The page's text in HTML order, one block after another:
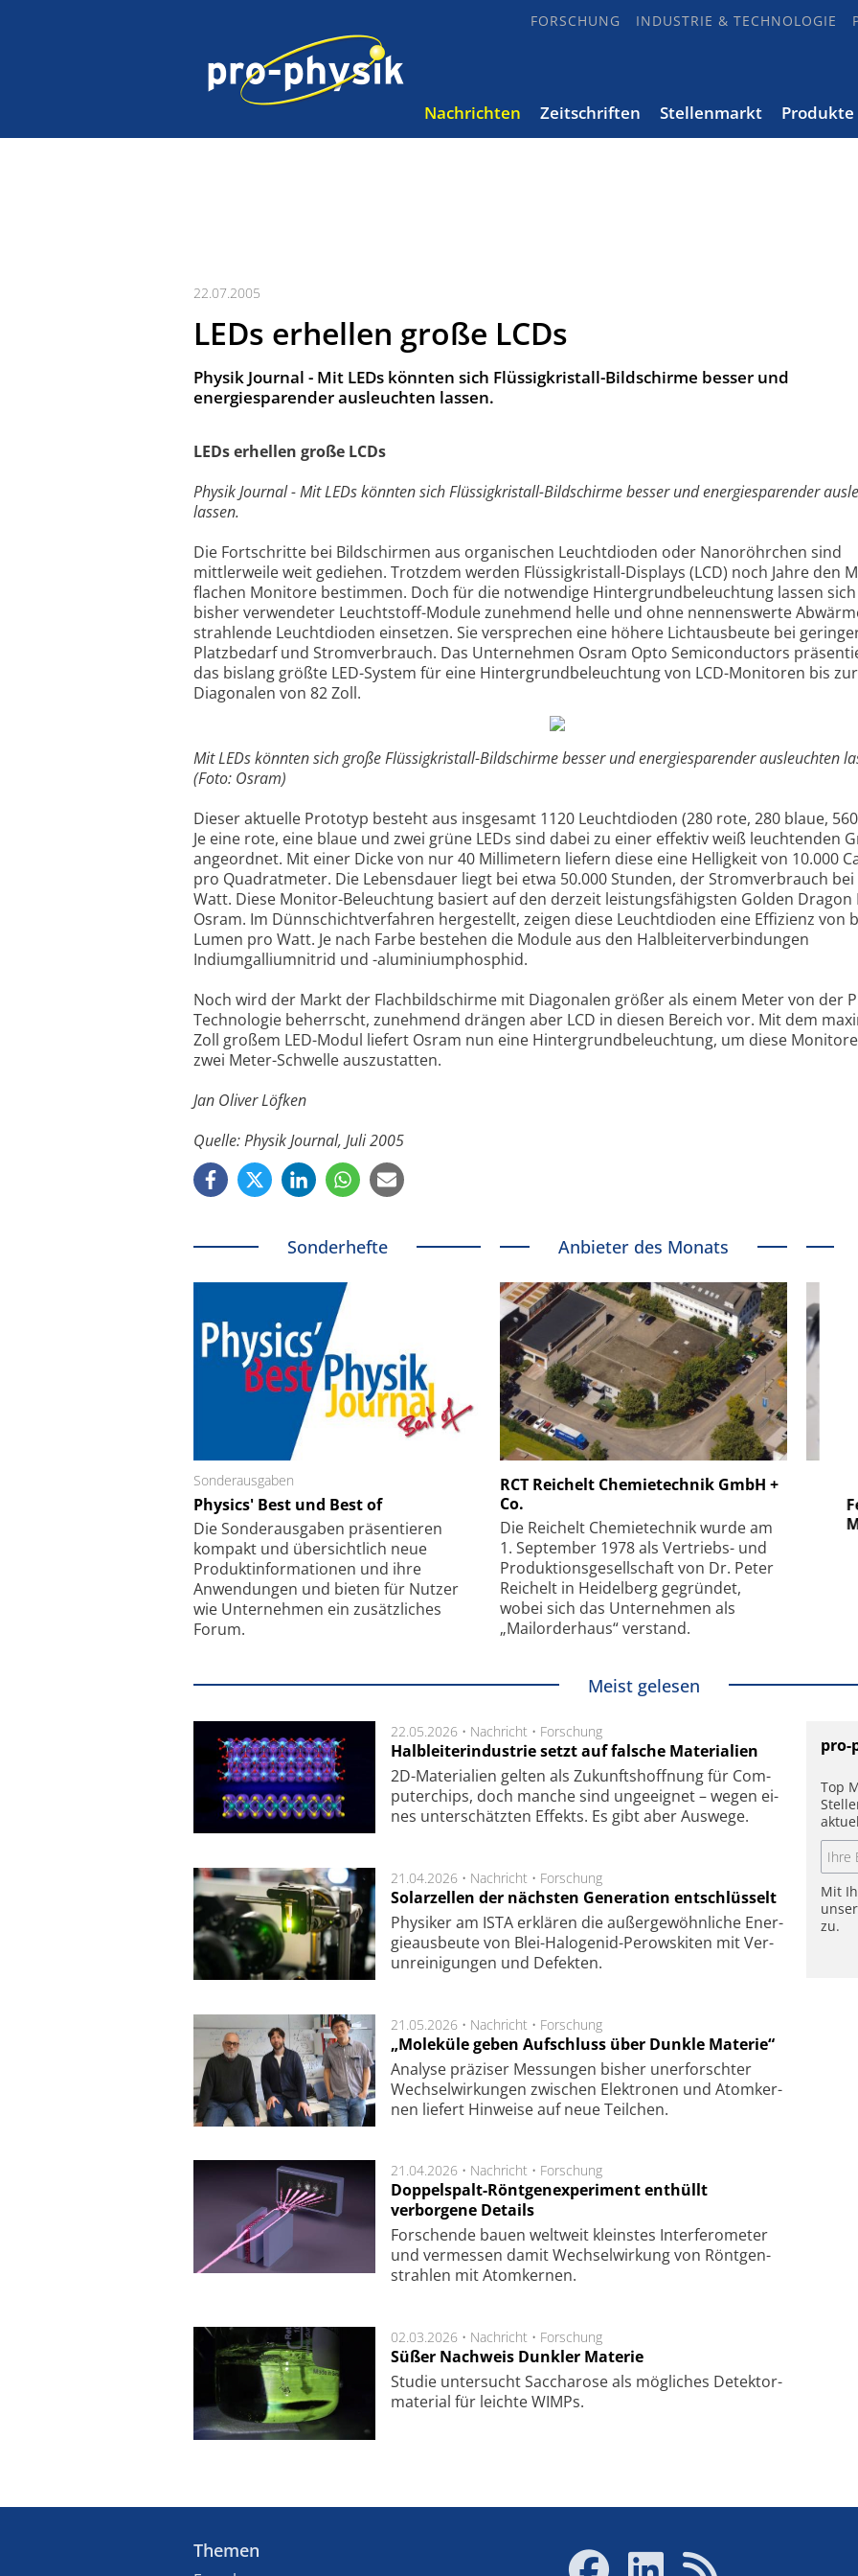
FORSCHUNG INDUSTRIE & TECHNOLOGIE
Nachrichten Zeitschriften Stellenmarkt Produkte
22.07.2005
LEDs erhellen große LCDs
Physik Journal - Mit LEDs könnten sich Flüssigkristall-Bildschirme besser und
energiesparender ausleuchten lassen.
LEDs erhellen große LCDs
Physik Journal - Mit LEDs könnten sich Flüssigkristall-Bildschirme besser und energiesparender
lassen.
Die Fortschritte bei Bildschirmen aus organischen Leuchtdioden oder Nanoröhrchen sind
mittlerweile weit gediehen. Trotzdem werden Flüssigkristall-Displays (LCD) noch Jahre den
flachen Monitore bestimmen. Doch für die notwendige Hintergrundbeleuchtung lassen
bisher verwendeter Leuchtstoff-Module zunehmend helle und ohne nennenswerte
strahlende Leuchtdioden einsetzen. Sie versprechen eine höhere Lichtausbeute bei
Platzbedarf und Stromverbrauch. Das Unternehmen Osram Opto Semiconductors
das bislang größte LED-System für eine Hintergrundbeleuchtung von LCD-Monitoren bis
Diagonalen von 82 Zoll.
Mit LEDs könnten sich große Flüssigkristall-Bildschirme besser und energiesparender ausleuchten
(Foto: Osram)
Dieser aktuelle Prototyp besteht aus insgesamt 1120 Leuchtdioden (280 rote, 280 blaue,
Je eine rote, eine blaue und zwei grüne LEDs sind dabei zu einer effektiv weiß leuchtenden
angeordnet. Mit einer Dicke von nur 40 Millimetern liefern diese eine Helligkeit von 10.000
pro Quadratmeter. Die Lebensdauer liegt bei etwa 50.000 Stunden, der Stromverbrauch bei
Watt. Diese Monitor-Beleuchtung basiert auf den derzeit leistungsfähigsten Golden Dragon
Osram. Im Dünnschichtverfahren hergestellt, zeigen diese Leuchtdioden eine Effizienz von
Lumen pro Watt. Je nach Farbe bestehen die Module aus den Halbleiter­verbindungen
Indiumgalliumnitrid und -aluminiumphosphid.
Noch wird der Markt der Flachbildschirme mit Diagonalen größer als einem Meter von der
Technologie beherrscht, zunehmend drängen aber LCD in diesen Bereich vor. Mit dem
Zoll großem LED-Modul liefert Osram nun eine Hintergrundbeleuchtung, um diese
zwei Meter-Schwelle auszustatten.
Jan Oliver Löfken
Quelle: Physik Journal, Juli 2005
Sonderhefte
Sonderausgaben
Physics' Best und Best of
Die Sonder­ausgaben präsentieren
kompakt und übersichtlich neue
Produkt­informationen und ihre
Anwendungen und bieten für Nutzer
wie Unternehmen ein zusätzliches
Forum.
Anbieter des Monats
RCT Reichelt Chemietechnik GmbH +
Co.
Die Reichelt Chemietechnik wurde am
1. September 1978 als Vertriebs- und
Produktionsgesellschaft von Dr. Peter
Reichelt in Heidelberg gegründet,
wobei sich das Unternehmen als
„Mailorderhaus“ verstand.
Faserkoppler mit Super-
Feinfokussierungsmechanismus
SmarAct GmbH
kleinstem Raum
Meist gelesen
22.05.2026 • Nachricht • Forschung
Halbleiterindustrie setzt auf falsche Materialien
2D-Mate­ri­a­li­en gel­ten als Zu­kunfts­hoff­nung für Com­
pu­ter­chips, doch man­che sind un­ge­eig­net – we­gen ei­
nes un­ter­schätz­ten Ef­fekts. Es gibt aber Aus­we­ge.
21.04.2026 • Nachricht • Forschung
Solarzellen der nächsten Generation entschlüsselt
Physiker am ISTA er­klä­ren die außer­ge­wöhn­li­che Ener­
gie­aus­beu­te von Blei-Halo­ge­nid-Perows­ki­ten mit Ver­
unrei­ni­gung­en und De­fek­ten.
21.05.2026 • Nachricht • Forschung
„Moleküle geben Aufschluss über Dunkle Materie“
Analyse prä­zi­ser Mes­sung­en bis­her un­er­for­schter
Wech­sel­wir­kung­en zwi­schen Elek­tro­nen und Atom­ker­
nen lie­fert Hin­wei­se auf neue Teil­chen.
21.04.2026 • Nachricht • Forschung
Doppelspalt-Röntgenexperiment enthüllt
verborgene Details
For­schen­de bau­en welt­weit kleins­tes In­ter­fe­ro­me­ter
und ver­mes­sen da­mit Wech­sel­wir­kung von Rönt­gen­
strah­len mit Atom­ker­nen.
02.03.2026 • Nachricht • Forschung
Süßer Nachweis Dunkler Materie
Studie unter­sucht Saccha­ro­se als mög­li­ches De­tek­tor­
ma­te­rial für leich­te WIMPs.
pro-
Top
Mit
zu.
Themen